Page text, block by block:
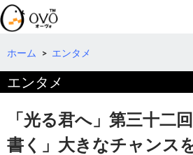
検
索
コ
テ
へ
ホーム > エンタメ
エンタメ
「光る君へ」第三十二
書く」大きなチャンス